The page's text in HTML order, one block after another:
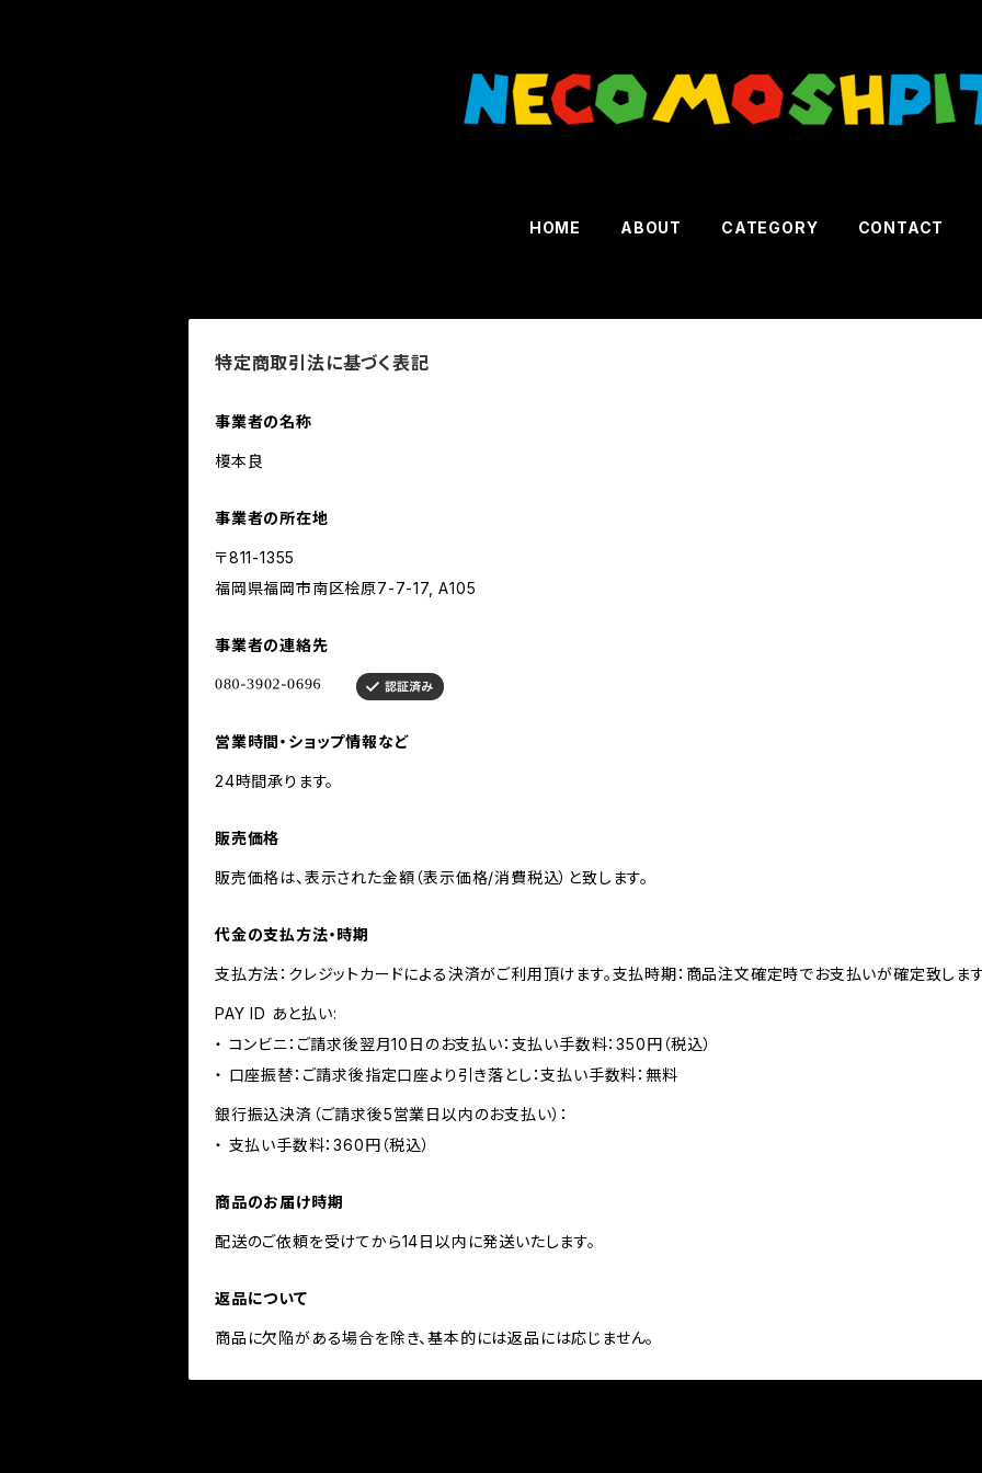
HOME ABOUT CATEGORY CONTACT
特定商取引法に基づく表記
事業者の名称
榎本良
事業者の所在地
〒811-1355
福岡県福岡市南区桧原7-7-17, A105
事業者の連絡先
営業時間・ショップ情報など
24時間承ります。
販売価格
販売価格は、表示された金額（表示価格/消費税込）と致します。
代金の支払方法・時期
支払方法：クレジットカードによる決済がご利用頂けます。支払時期：商品注文確定時でお支払いが確定致します
PAY ID あと払い:
・ コンビニ：ご請求後翌月10日のお支払い：支払い手数料：350円（税込）
・ 口座振替：ご請求後指定口座より引き落とし：支払い手数料：無料
銀行振込決済（ご請求後5営業日以内のお支払い）：
・ 支払い手数料：360円（税込）
商品のお届け時期
配送のご依頼を受けてから14日以内に発送いたします。
返品について
商品に欠陥がある場合を除き、基本的には返品には応じません。